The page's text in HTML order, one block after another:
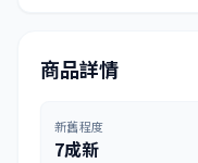
商品詳情
新舊程度
7成新